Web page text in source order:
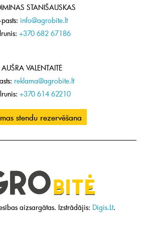
STANIŠAUSKAS
pasts: info@agrobite.lt
+370 682 67186
AUŠRA VALENTAITĖ
reklama@agrobite.lt
+370 614 62210
stendu rezervēšana
aizsargātas. Izstrādājis: Digis.Lt.